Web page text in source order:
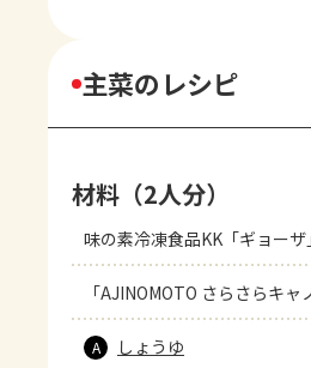
主菜のレシピ
材料（2人分）
味の素冷凍食品KK「ギョーザ」
「AJINOMOTO さらさらキャ
A しょうゆ